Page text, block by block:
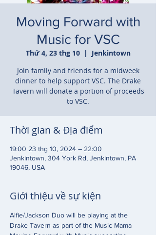
Moving Forward with
Music for VSC
Thứ 4, 23 thg 10
  |
Jenkintown
Join family and friends for a midweek
dinner to help support VSC. The Drake
Tavern will donate a portion of proceeds
to VSC.
Thời gian & Địa điểm
19:00 23 thg 10, 2024 – 22:00
Jenkintown, 304 York Rd, Jenkintown, PA
19046, USA
Giới thiệu về sự kiện
Alfie/Jackson Duo will be playing at the
Drake Tavern as part of the Music Mama